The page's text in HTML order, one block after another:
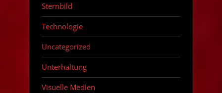
Sternbild
Technologie
Uncategorized
Unterhaltung
Visuelle Medien